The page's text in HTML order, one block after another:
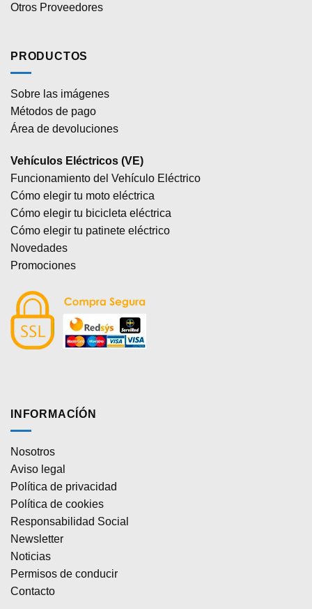
Otros Proveedores
PRODUCTOS
Sobre las imágenes
Métodos de pago
Área de devoluciones
Vehículos Eléctricos (VE)
Funcionamiento del Vehículo Eléctrico
Cómo elegir tu moto eléctrica
Cómo elegir tu bicicleta eléctrica
Cómo elegir tu patinete eléctrico
Novedades
Promociones
INFORMACÍÓN
Nosotros
Aviso legal
Política de privacidad
Política de cookies
Responsabilidad Social
Newsletter
Noticias
Permisos de conducir
Contacto